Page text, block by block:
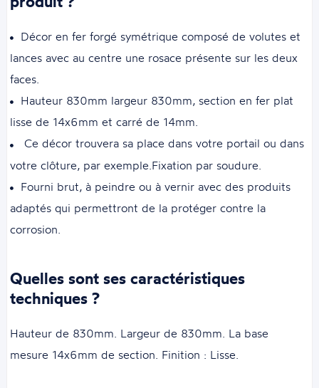
Décor en fer forgé symétrique composé de volutes et
lances avec au centre une rosace présente sur les deux
faces.
Hauteur 830mm largeur 830mm, section en fer plat
lisse de 14x6mm et carré de 14mm.
Ce décor trouvera sa place dans votre portail ou dans
votre clôture, par exemple.Fixation par soudure.
Fourni brut, à peindre ou à vernir avec des produits
adaptés qui permettront de la protéger contre la
corrosion.
Quelles sont ses caractéristiques
techniques ?
Hauteur de 830mm. Largeur de 830mm. La base
mesure 14x6mm de section. Finition : Lisse.